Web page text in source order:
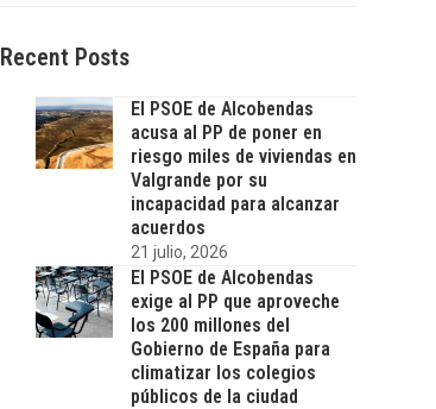
Recent Posts
El PSOE de Alcobendas
acusa al PP de poner en
riesgo miles de viviendas en
Valgrande por su
incapacidad para alcanzar
acuerdos
21 julio, 2026
El PSOE de Alcobendas
exige al PP que aproveche
los 200 millones del
Gobierno de España para
climatizar los colegios
públicos de la ciudad